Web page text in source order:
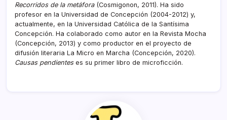
Recorridos de la metáfora(Cosmigonon, 2011). Ha sido
profesor en la Universidad de Concepción (2004-2012) y,
actualmente, en la Universidad Católica de la Santísima
Concepción. Ha colaborado como autor en la Revista Mocha
(Concepción, 2013) y como productor en el proyecto de
difusión literaria La Micro en Marcha (Concepción, 2020).
Causas pendienteses su primer libro de microficción.